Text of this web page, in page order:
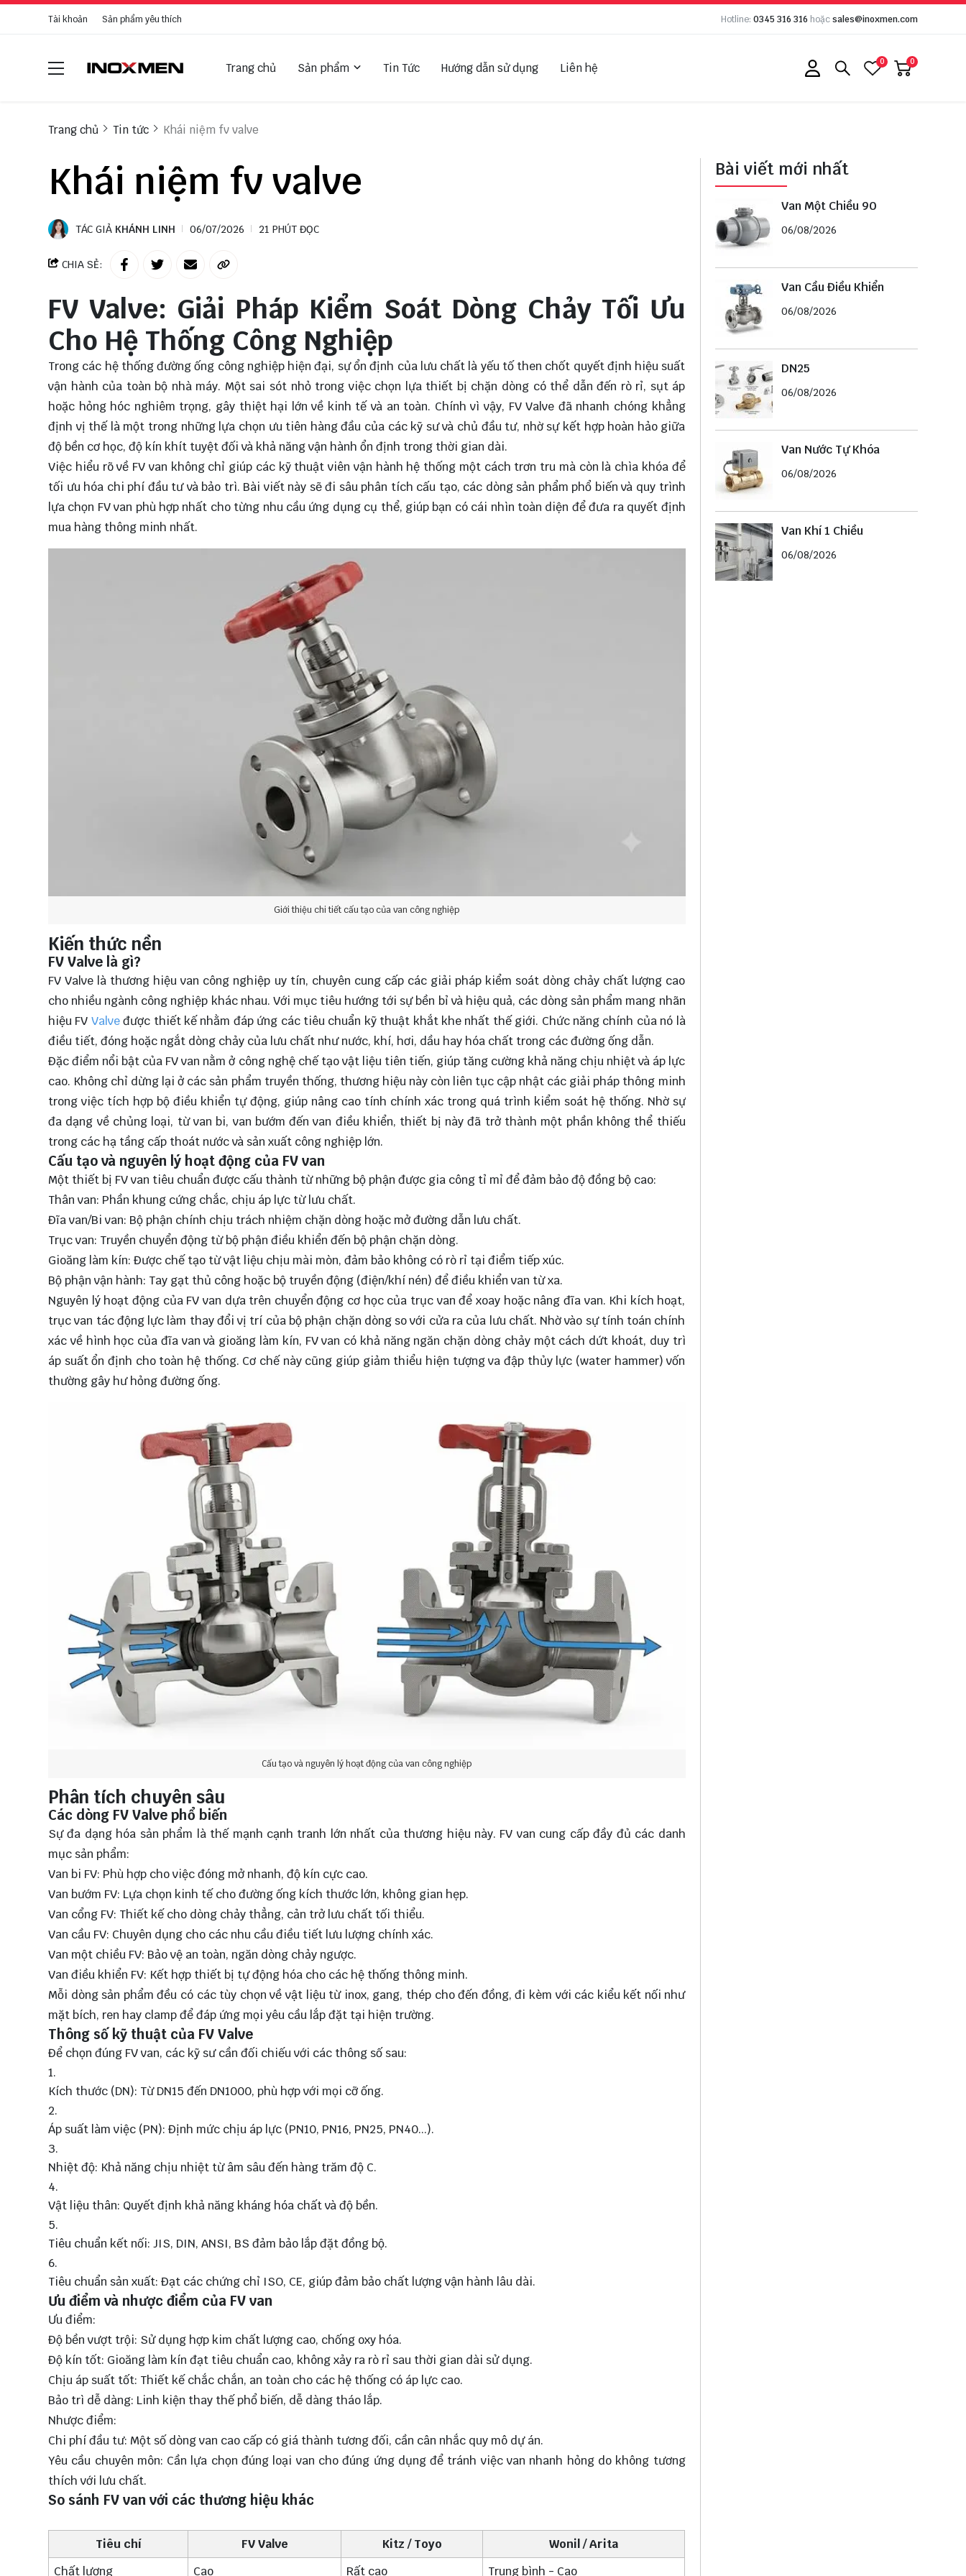
Tài khoản Sản phẩm yêu thích Hotline: 0345 316 316 hoặcsales@inoxmen.com
Trang chủ Sản phẩm Tin Tức Hướng dẫn sử dụng Liên hệ 0 0
Trang chủ Tin tức Khái niệm fv valve
Khái niệm fv valve
TÁC GIẢ KHÁNH LINH 06/07/2026 21 PHÚT ĐỌC
CHIA SẺ:
FV Valve: Giải Pháp Kiểm Soát Dòng Chảy Tối Ưu
Cho Hệ Thống Công Nghiệp
Trong các hệ thống đường ống công nghiệp hiện đại, sự ổn định của lưu chất là yếu tố then chốt quyết định hiệu suất
vận hành của toàn bộ nhà máy. Một sai sót nhỏ trong việc chọn lựa thiết bị chặn dòng có thể dẫn đến rò rỉ, sụt áp
hoặc hỏng hóc nghiêm trọng, gây thiệt hại lớn về kinh tế và an toàn. Chính vì vậy, FV Valve đã nhanh chóng khẳng
định vị thế là một trong những lựa chọn ưu tiên hàng đầu của các kỹ sư và chủ đầu tư, nhờ sự kết hợp hoàn hảo giữa
độ bền cơ học, độ kín khít tuyệt đối và khả năng vận hành ổn định trong thời gian dài.
Việc hiểu rõ về FV van không chỉ giúp các kỹ thuật viên vận hành hệ thống một cách trơn tru mà còn là chìa khóa để
tối ưu hóa chi phí đầu tư và bảo trì. Bài viết này sẽ đi sâu phân tích cấu tạo, các dòng sản phẩm phổ biến và quy trình
lựa chọn FV van phù hợp nhất cho từng nhu cầu ứng dụng cụ thể, giúp bạn có cái nhìn toàn diện để đưa ra quyết định
mua hàng thông minh nhất.
Giới thiệu chi tiết cấu tạo của van công nghiệp
Kiến thức nền
FV Valve là gì?
FV Valve là thương hiệu van công nghiệp uy tín, chuyên cung cấp các giải pháp kiểm soát dòng chảy chất lượng cao
cho nhiều ngành công nghiệp khác nhau. Với mục tiêu hướng tới sự bền bỉ và hiệu quả, các dòng sản phẩm mang nhãn
hiệu FV Valveđược thiết kế nhằm đáp ứng các tiêu chuẩn kỹ thuật khắt khe nhất thế giới. Chức năng chính của nó là
điều tiết, đóng hoặc ngắt dòng chảy của lưu chất như nước, khí, hơi, dầu hay hóa chất trong các đường ống dẫn.
Đặc điểm nổi bật của FV van nằm ở công nghệ chế tạo vật liệu tiên tiến, giúp tăng cường khả năng chịu nhiệt và áp lực
cao. Không chỉ dừng lại ở các sản phẩm truyền thống, thương hiệu này còn liên tục cập nhật các giải pháp thông minh
trong việc tích hợp bộ điều khiển tự động, giúp nâng cao tính chính xác trong quá trình kiểm soát hệ thống. Nhờ sự
đa dạng về chủng loại, từ van bi, van bướm đến van điều khiển, thiết bị này đã trở thành một phần không thể thiếu
trong các hạ tầng cấp thoát nước và sản xuất công nghiệp lớn.
Cấu tạo và nguyên lý hoạt động của FV van
Một thiết bị FV van tiêu chuẩn được cấu thành từ những bộ phận được gia công tỉ mỉ để đảm bảo độ đồng bộ cao:
Thân van: Phần khung cứng chắc, chịu áp lực từ lưu chất.
Đĩa van/Bi van: Bộ phận chính chịu trách nhiệm chặn dòng hoặc mở đường dẫn lưu chất.
Trục van: Truyền chuyển động từ bộ phận điều khiển đến bộ phận chặn dòng.
Gioăng làm kín: Được chế tạo từ vật liệu chịu mài mòn, đảm bảo không có rò rỉ tại điểm tiếp xúc.
Bộ phận vận hành: Tay gạt thủ công hoặc bộ truyền động (điện/khí nén) để điều khiển van từ xa.
Nguyên lý hoạt động của FV van dựa trên chuyển động cơ học của trục van để xoay hoặc nâng đĩa van. Khi kích hoạt,
trục van tác động lực làm thay đổi vị trí của bộ phận chặn dòng so với cửa ra của lưu chất. Nhờ vào sự tính toán chính
xác về hình học của đĩa van và gioăng làm kín, FV van có khả năng ngăn chặn dòng chảy một cách dứt khoát, duy trì
áp suất ổn định cho toàn hệ thống. Cơ chế này cũng giúp giảm thiểu hiện tượng va đập thủy lực (water hammer) vốn
thường gây hư hỏng đường ống.
Cấu tạo và nguyên lý hoạt động của van công nghiệp
Phân tích chuyên sâu
Các dòng FV Valve phổ biến
Sự đa dạng hóa sản phẩm là thế mạnh cạnh tranh lớn nhất của thương hiệu này. FV van cung cấp đầy đủ các danh
mục sản phẩm:
Van bi FV: Phù hợp cho việc đóng mở nhanh, độ kín cực cao.
Van bướm FV: Lựa chọn kinh tế cho đường ống kích thước lớn, không gian hẹp.
Van cổng FV: Thiết kế cho dòng chảy thẳng, cản trở lưu chất tối thiểu.
Van cầu FV: Chuyên dụng cho các nhu cầu điều tiết lưu lượng chính xác.
Van một chiều FV: Bảo vệ an toàn, ngăn dòng chảy ngược.
Van điều khiển FV: Kết hợp thiết bị tự động hóa cho các hệ thống thông minh.
Mỗi dòng sản phẩm đều có các tùy chọn về vật liệu từ inox, gang, thép cho đến đồng, đi kèm với các kiểu kết nối như
mặt bích, ren hay clamp để đáp ứng mọi yêu cầu lắp đặt tại hiện trường.
Thông số kỹ thuật của FV Valve
Để chọn đúng FV van, các kỹ sư cần đối chiếu với các thông số sau:
Kích thước (DN): Từ DN15 đến DN1000, phù hợp với mọi cỡ ống.
Áp suất làm việc (PN): Định mức chịu áp lực (PN10, PN16, PN25, PN40...).
Nhiệt độ: Khả năng chịu nhiệt từ âm sâu đến hàng trăm độ C.
Vật liệu thân: Quyết định khả năng kháng hóa chất và độ bền.
Tiêu chuẩn kết nối: JIS, DIN, ANSI, BS đảm bảo lắp đặt đồng bộ.
Tiêu chuẩn sản xuất: Đạt các chứng chỉ ISO, CE, giúp đảm bảo chất lượng vận hành lâu dài.
Ưu điểm và nhược điểm của FV van
Ưu điểm:
Độ bền vượt trội: Sử dụng hợp kim chất lượng cao, chống oxy hóa.
Độ kín tốt: Gioăng làm kín đạt tiêu chuẩn cao, không xảy ra rò rỉ sau thời gian dài sử dụng.
Chịu áp suất tốt: Thiết kế chắc chắn, an toàn cho các hệ thống có áp lực cao.
Bảo trì dễ dàng: Linh kiện thay thế phổ biến, dễ dàng tháo lắp.
Nhược điểm:
Chi phí đầu tư: Một số dòng van cao cấp có giá thành tương đối, cần cân nhắc quy mô dự án.
Yêu cầu chuyên môn: Cần lựa chọn đúng loại van cho đúng ứng dụng để tránh việc van nhanh hỏng do không tương
thích với lưu chất.
So sánh FV van với các thương hiệu khác
Tiêu chí FV Valve Kitz / Toyo
Wonil / Arita
Chất lượng
Cao Rất cao Trung bình - Cao
Bài viết mới nhất
Van Một Chiều 90
06/08/2026
Van Cầu Điều Khiển
06/08/2026
DN25
06/08/2026
Van Nước Tự Khóa
06/08/2026
Van Khí 1 Chiều
06/08/2026